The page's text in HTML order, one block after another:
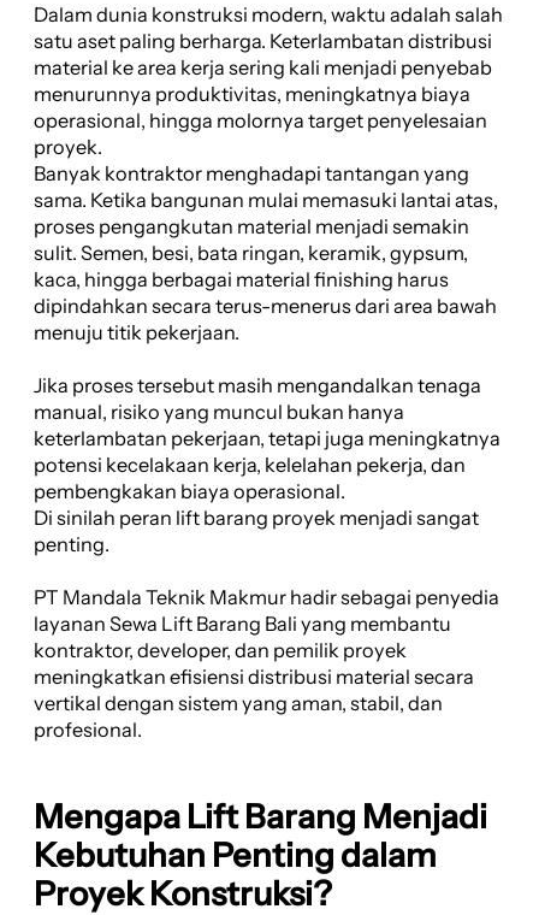
Dalam dunia konstruksi modern, waktu adalah salah
satu aset paling berharga. Keterlambatan distribusi
material ke area kerja sering kali menjadi penyebab
menurunnya produktivitas, meningkatnya biaya
operasional, hingga molornya target penyelesaian
proyek.
Banyak kontraktor menghadapi tantangan yang
sama. Ketika bangunan mulai memasuki lantai atas,
proses pengangkutan material menjadi semakin
sulit. Semen, besi, bata ringan, keramik, gypsum,
kaca, hingga berbagai material finishing harus
dipindahkan secara terus-menerus dari area bawah
menuju titik pekerjaan.
Jika proses tersebut masih mengandalkan tenaga
manual, risiko yang muncul bukan hanya
keterlambatan pekerjaan, tetapi juga meningkatnya
potensi kecelakaan kerja, kelelahan pekerja, dan
pembengkakan biaya operasional.
Di sinilah peran lift barang proyek menjadi sangat
penting.
PT Mandala Teknik Makmur hadir sebagai penyedia
layanan Sewa Lift Barang Bali yang membantu
kontraktor, developer, dan pemilik proyek
meningkatkan efisiensi distribusi material secara
vertikal dengan sistem yang aman, stabil, dan
profesional.
Mengapa Lift Barang Menjadi
Kebutuhan Penting dalam
Proyek Konstruksi?